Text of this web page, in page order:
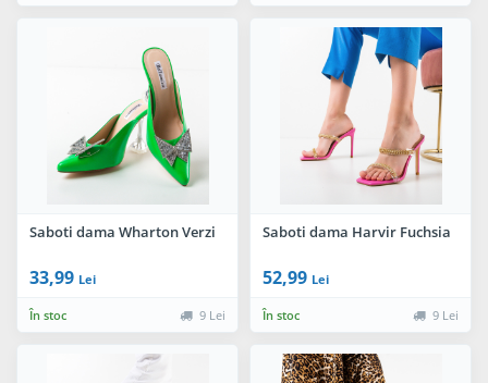
Saboti dama Wharton Verzi
33,99 Lei
În stoc 9 Lei
Saboti dama Harvir Fuchsia
52,99 Lei
În stoc 9 Lei